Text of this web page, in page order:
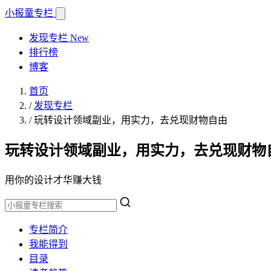
小报童专栏
发现专栏 New
排行榜
博客
首页
/ 发现专栏
/玩转设计领域副业，用实力，去兑现财物自由
玩转设计领域副业，用实力，去兑现财物
用你的设计才华赚大钱
专栏简介
我能得到
目录